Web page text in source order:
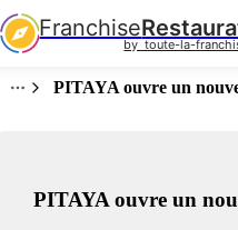
Franchise
by  toute-la-
PITAYA ouvre un
PITAYA ouvre un